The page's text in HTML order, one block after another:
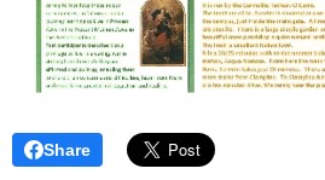
Share